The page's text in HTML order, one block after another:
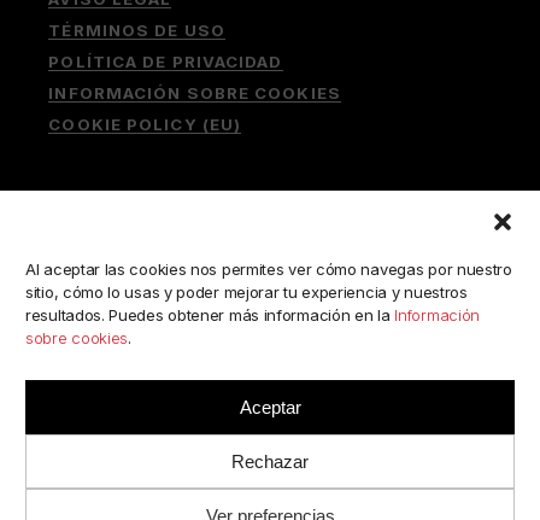
Al aceptar las cookies nos permites ver cómo navegas por nuestro
sitio, cómo lo usas y poder mejorar tu experiencia y nuestros
resultados. Puedes obtener más información en la Información
sobre cookies.
Aceptar
Rechazar
Ver preferencias
TÉRMINOS DE USO
POLÍTICA DE PRIVACIDAD
INFORMACIÓN SOBRE COOKIES
COOKIE POLICY (EU)
Buscar:
//CAMERABOOKSHOP